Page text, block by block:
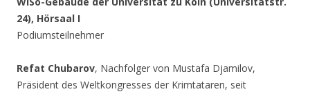
24), Hörsaal I
Podiumsteilnehmer
Refat Chubarov, Nachfolger von Mustafa Djamilov,
Präsident des Weltkongresses der Krimtataren, seit